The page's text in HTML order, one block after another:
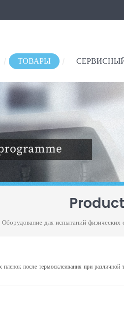
/ ТОВАРЫ /
Оборудование для испытаний физических
после термосклеивания при